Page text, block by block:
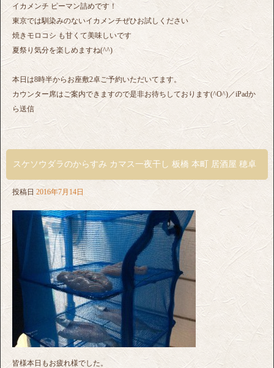
イカメンチ ピーマン詰めです！
東京では馴染みのないイカメンチぜひお試しください
焼きモロコシ も甘くて美味しいです
夏祭り気分を楽しめますね(^^)
本日は8時半からお座敷2卓ご予約いただいてます。
カウンター席はご案内できますので是非お待ちしております(^O^)／iPadか
ら送信
スケソウダラのからすみ カマス一夜干し 板橋 本町 居酒屋 穂卓
投稿日 2016年7月14日
皆様本日もお疲れ様でした。